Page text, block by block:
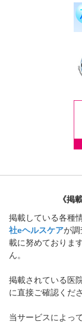
《掲
掲載している各種
社eヘルスケアが調
載に努めておりま
ん。
掲載されている医
に直接ご確認くださ
当サービスによっ